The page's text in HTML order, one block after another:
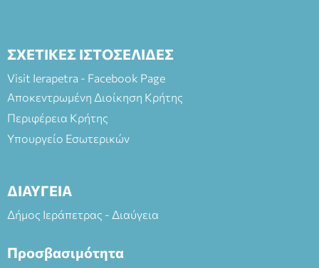
ΣΧΕΤΙΚΕΣ ΙΣΤΟΣΕΛΙΔΕΣ
Visit Ierapetra - Facebook Page
Αποκεντρωμένη Διοίκηση Κρήτης
Περιφέρεια Κρήτης
Υπουργείο Εσωτερικών
ΔΙΑΥΓΕΙΑ
Δήμος Ιεράπετρας - Διαύγεια
Προσβασιμότητα